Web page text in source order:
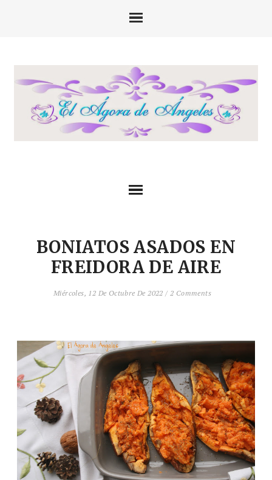
BONIATOS ASADOS EN
FREIDORA DE AIRE
Miércoles, 12 De Octubre De 2022 / 2 Comments